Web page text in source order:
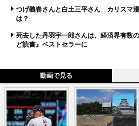
つげ義春さんと白土三平さん カリスマ
は？
死去した丹羽宇一郎さんは、経済界有数
ど読書』ベストセラーに
動画で見る